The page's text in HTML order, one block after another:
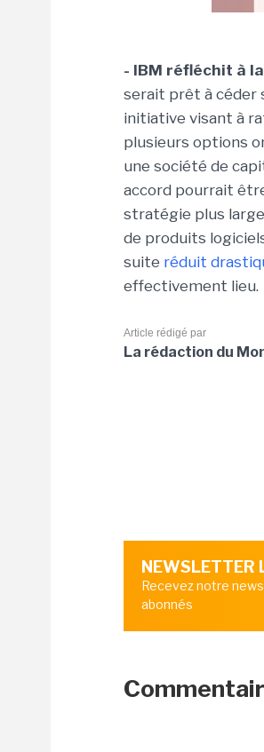
- IBM réfléchit à
serait prêt à céder
initiative visant à
plusieurs options
une société de
accord pourrait
stratégie plus
de produits
suite réduit
effectivement lieu.
Article rédigé par
La rédaction du
NEWSLETTER
Recevez notre
abonnés